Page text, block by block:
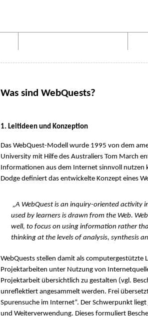
Was sind WebQuests?
1. Leitideen und Konzeption
Das WebQuest-Modell wurde 1995 von dem
University mit Hilfe des Australiers Tom March
Informationen aus dem Internet sinnvoll nutzen
Dodge definiert das entwickelte Konzept eines
„A WebQuest is an inquiry-oriented activity
used by learners is drawn from the Web.
well, to focus on using information rather
thinking at the levels of analysis, synthesis
WebQuests stellen damit als
Projektarbeiten unter Nutzung von
Projektarbeit übersichtlich zu gestalten (vgl.
unreflektiert angesammelt werden. Frei
Spurensuche im Internet“. Der Schwerpunkt
und Weiterverwendung. Dieses formuliert